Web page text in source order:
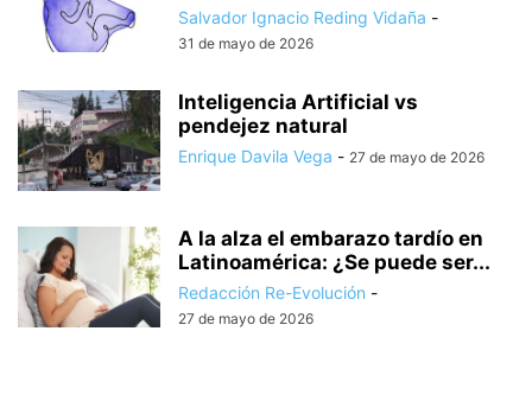
Salvador Ignacio Reding Vidaña -
31 de mayo de 2026
Inteligencia Artificial vs
pendejez natural
Enrique Davila Vega - 27 de mayo de 2026
A la alza el embarazo tardío en
Latinoamérica: ¿Se puede ser...
Redacción Re-Evolución -
27 de mayo de 2026